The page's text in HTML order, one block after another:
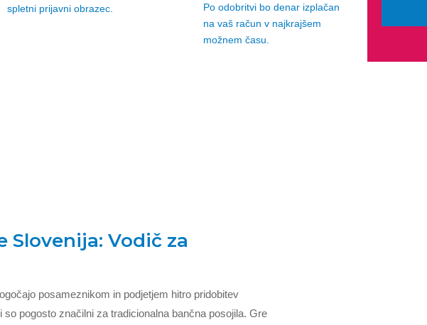
spletni prijavni obrazec.
Po odobritvi bo denar izplačan
na vaš račun v najkrajšem
možnem času.
Slovenija: Vodič za
posameznikom in podjetjem hitro pridobitev
pogosto značilni za tradicionalna bančna posojila. Gre